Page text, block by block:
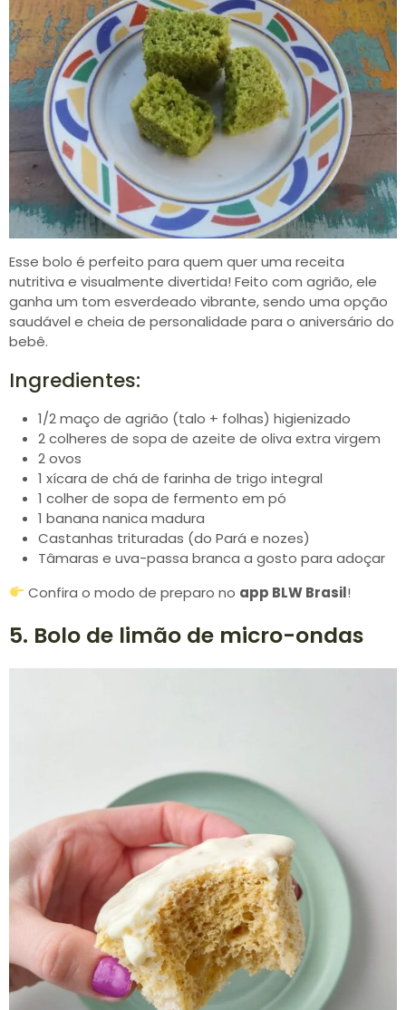
Esse bolo é perfeito para quem quer uma receita
nutritiva e visualmente divertida! Feito com agrião, ele
ganha um tom esverdeado vibrante, sendo uma opção
saudável e cheia de personalidade para o aniversário do
bebê.
Ingredientes:
1/2 maço de agrião (talo + folhas) higienizado
2 colheres de sopa de azeite de oliva extra virgem
2 ovos
1 xícara de chá de farinha de trigo integral
1 colher de sopa de fermento em pó
1 banana nanica madura
Castanhas trituradas (do Pará e nozes)
Tâmaras e uva-passa branca a gosto para adoçar
Confira o modo de preparo no app BLW Brasil!
5. Bolo de limão de micro-ondas